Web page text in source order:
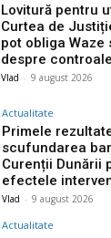
Lovitură pentru
Curtea de
pot obliga Waze
despre
Vlad - 9 august 2026
Actualitate
Primele
scufundarea
Curenții Dunării
efectele
Vlad - 9 august 2026
Actualitate